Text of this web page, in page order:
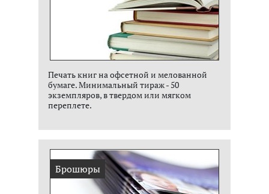
Печать книг на офсетной и мелованной
бумаге. Минимальный тираж - 50
экземпляров, в твердом или мягком
переплете.
Брошюры